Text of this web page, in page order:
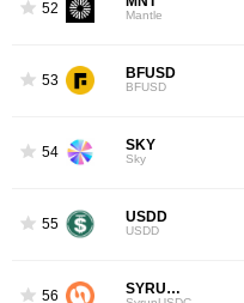
52 Mantle
53 BFUSD
BFUSD
54 SKY
Sky
55 USDD
USDD
56 SYRUPUSDC